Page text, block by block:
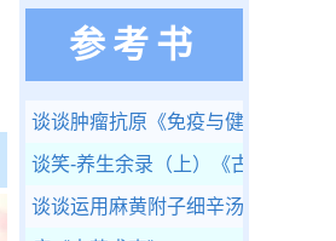
参考书
谈谈肿瘤抗原 《免疫与健康》
谈笑-养生余录（上） 《古今医统大
谈谈运用麻黄附子细辛汤的几种思